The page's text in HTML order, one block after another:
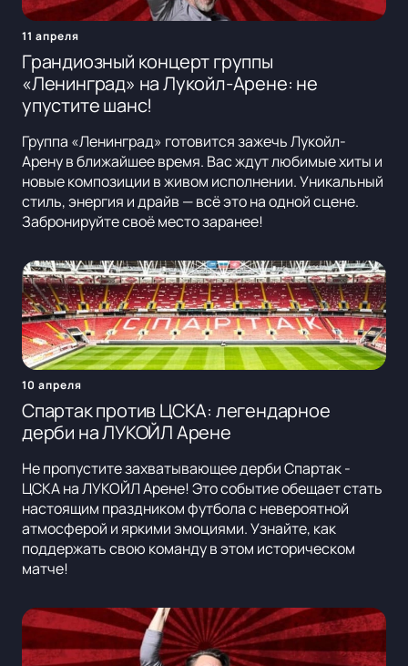
11 апреля
Грандиозный концерт группы
«Ленинград» на Лукойл-Арене: не
упустите шанс!
Группа «Ленинград» готовится зажечь Лукойл-
Арену в ближайшее время. Вас ждут любимые хиты и
новые композиции в живом исполнении. Уникальный
стиль, энергия и драйв — всё это на одной сцене.
Забронируйте своё место заранее!
10 апреля
Спартак против ЦСКА: легендарное
дерби на ЛУКОЙЛ Арене
Не пропустите захватывающее дерби Спартак -
ЦСКА на ЛУКОЙЛ Арене! Это событие обещает стать
настоящим праздником футбола с невероятной
атмосферой и яркими эмоциями. Узнайте, как
поддержать свою команду в этом историческом
матче!